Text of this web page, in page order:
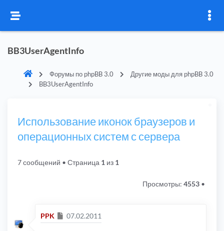
BB3UserAgentInfo
Форумы по phpBB 3.0
Другие моды для phpBB 3.0
BB3UserAgentInfo
Использование иконок браузеров и
операционных систем с сервера
7 сообщений • Страница 1 из 1
Просмотры: 4553 •
PPK Сообщение
07.02.2011